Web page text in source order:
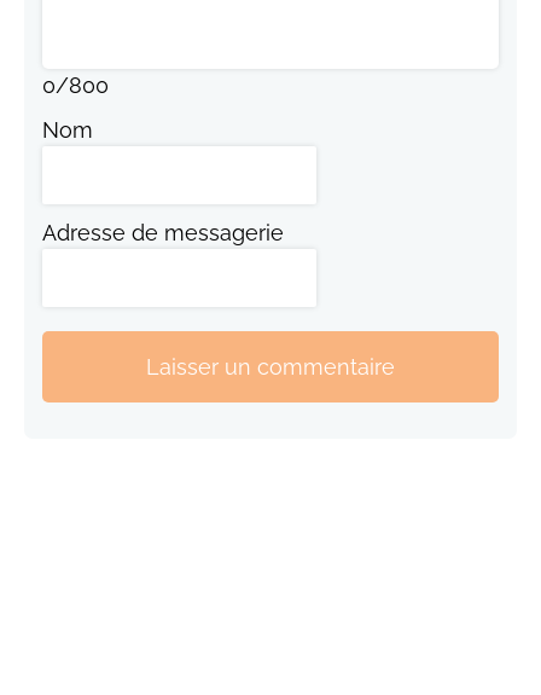
0/800
Nom
Adresse de messagerie
Laisser un commentaire